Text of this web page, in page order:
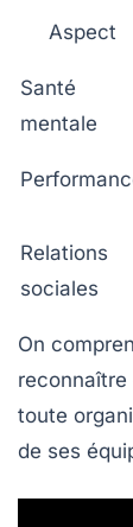
Aspect
Santé
mentale
Relations
sociales
On
toute
de ses